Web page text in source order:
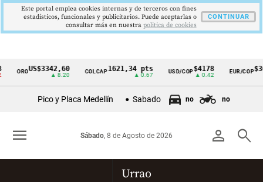
Cintillo
Colombia
OROUS$3342,60
▲ 8.20
COLCAP1621,34 pts
▲ 0.67
USD/COP$4178
▲ 0.42
EUR/COP
Pico y Placa Medellín Sabado no no
person search
Sábado, 8 de Agosto de 2026
menu
Urrao
Este portal emplea cookies internas y de terceros con fines
estadísticos, funcionales y publicitarios. Puede aceptarlas o
consultar más en nuestra politica de cookies
CONTINUAR